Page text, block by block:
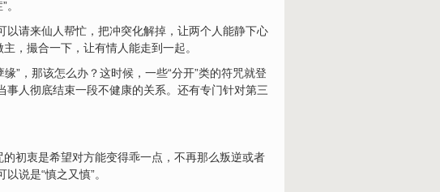
以请来仙人帮忙，把冲突化解掉，让两个人能静下心
，撮合一下，让有情人能走到一起。
缘”，那该怎么办？这时候，一些“分开”类的符咒就登
事人彻底结束一段不健康的关系。还有专门针对第三
初衷是希望对方能变得乖一点，不再那么叛逆或者
说是“慎之又慎”。